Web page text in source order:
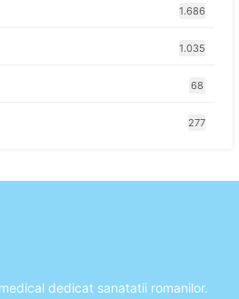
1.686
1.035
68
277
dedicat sanatatii romanilor.